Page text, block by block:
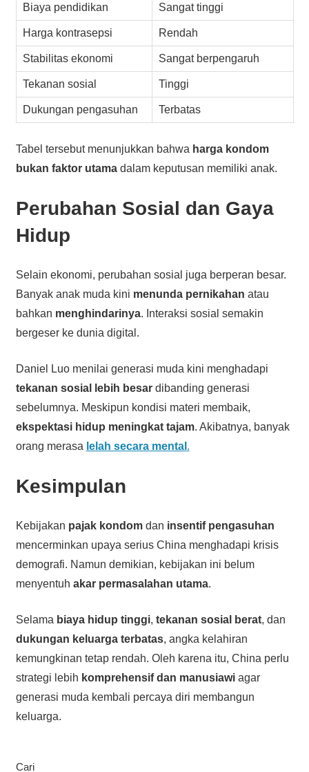
Biaya pendidikan Sangat tinggi
Harga kontrasepsi Rendah
Stabilitas ekonomi Sangat berpengaruh
Tekanan sosial Tinggi
Dukungan pengasuhan Terbatas
Tabel tersebut menunjukkan bahwa harga kondom
bukan faktor utamadalam keputusan memiliki anak.
Perubahan Sosial dan Gaya
Hidup
Selain ekonomi, perubahan sosial juga berperan besar.
Banyak anak muda kini menunda pernikahan atau
bahkan menghindarinya. Interaksi sosial semakin
bergeser ke dunia digital.
Daniel Luo menilai generasi muda kini menghadapi
tekanan sosial lebih besardibanding generasi
sebelumnya. Meskipun kondisi materi membaik,
ekspektasi hidup meningkat tajam. Akibatnya, banyak
orang merasa lelah secara mental .
Kesimpulan
Kebijakan pajak kondomdan insentif pengasuhan
mencerminkan upaya serius China menghadapi krisis
demografi. Namun demikian, kebijakan ini belum
menyentuh akar permasalahan utama.
Selama biaya hidup tinggi, tekanan sosial berat, dan
dukungan keluarga terbatas, angka kelahiran
kemungkinan tetap rendah. Oleh karena itu, China perlu
strategi lebih komprehensif dan manusiawiagar
generasi muda kembali percaya diri membangun
keluarga.
Cari